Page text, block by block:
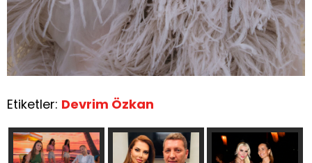
Etiketler: Devrim Özkan